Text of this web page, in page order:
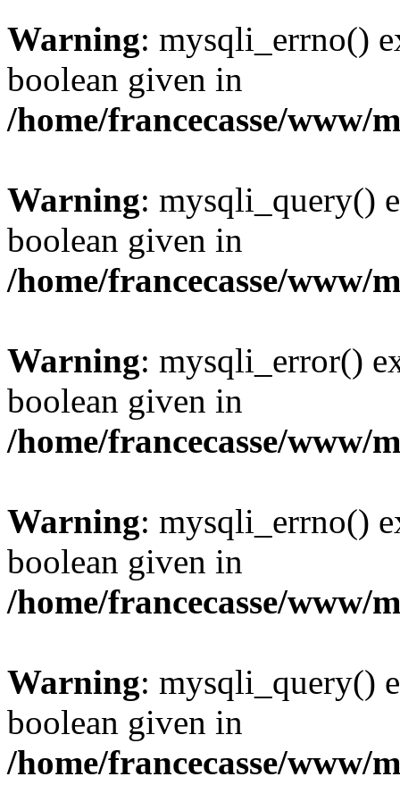
Warning: mysqli_errno()
boolean given in
/home/francecasse/www/
Warning: mysqli_query()
boolean given in
/home/francecasse/www/
Warning: mysqli_error()
boolean given in
/home/francecasse/www/
Warning: mysqli_errno()
boolean given in
/home/francecasse/www/
Warning: mysqli_query()
boolean given in
/home/francecasse/www/